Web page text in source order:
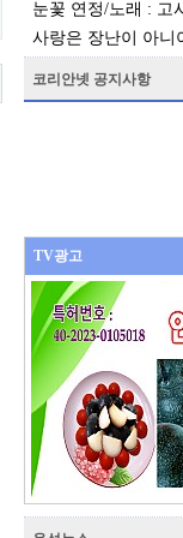
눈꽃 연정/노래 : 고
사랑은 장난이 아
코리안넷 공지사항
TV광고